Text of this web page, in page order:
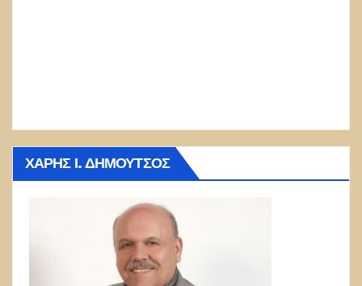
ΧΆΡΗΣ Ι. ΔΗΜΟΎΤΣΟΣ